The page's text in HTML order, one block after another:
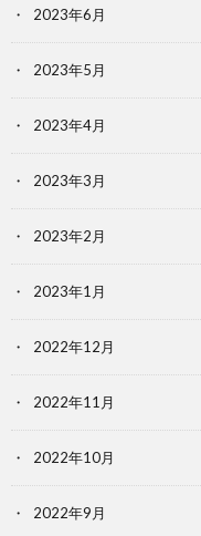
2023年6月
2023年5月
2023年4月
2023年3月
2023年2月
2023年1月
2022年12月
2022年11月
2022年10月
2022年9月